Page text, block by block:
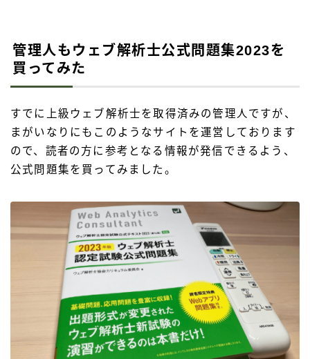
管理人もウェブ解析士公式問題集2023を
買ってみた
すでに上級ウェブ解析士を取得済みの管理人ですが、
まがいなりにもこのようなサイトを運営しております
ので、読者の方に参考となる情報が発信できるよう、
公式問題集を買ってみました。